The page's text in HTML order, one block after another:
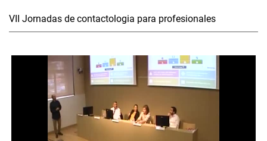
VII Jornadas de contactologia para profesionales